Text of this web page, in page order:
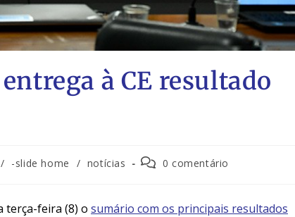
à CE resultado
/ -slide home / notícias 0 comentário
terça-feira (8) o sumário com os principais resultados